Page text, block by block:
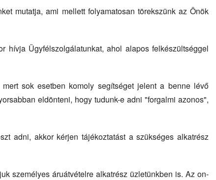
mutatja, ami mellett folyamatosan törekszünk az Önök
hívja Ügyfélszolgálatunkat, ahol alapos felkészültséggel
sok esetben komoly segítséget jelent a benne lévő
eldönteni, hogy tudunk-e adni "forgalmi azonos",
adni, akkor kérjen tájékoztatást a szükséges alkatrész
személyes áruátvételre alkatrész üzletünkben is. Az on-